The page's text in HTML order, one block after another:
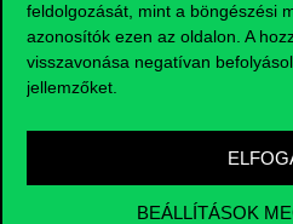
feldolgozását, mint a böngészési
azonosítók ezen az oldalon. A
visszavonása negatívan
jellemzőket.
BEÁLLÍTÁSOK
Események